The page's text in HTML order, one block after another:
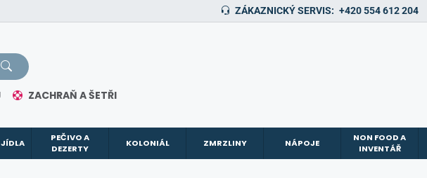
ZÁKAZNICKÝ SERVIS: +420 554 612 204
ZACHRAŇ A ŠETŘI
PEČIVO A
DEZERTY
KOLONIÁL ZMRZLINY NÁPOJE
NON FOOD A
INVENTÁŘ